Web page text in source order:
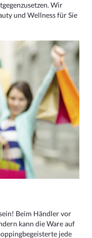
Wir
und Wellness für Sie
Beim Händler vor
kann die Ware auf
jede